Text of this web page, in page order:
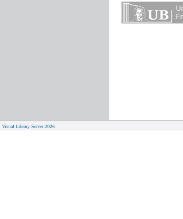
Visual Library Server 2026